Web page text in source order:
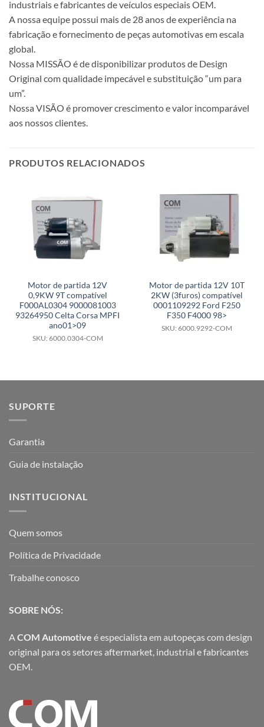
industriais e fabricantes de veículos especiais OEM.
A nossa equipe possui mais de 28 anos de experiência na
fabricação e fornecimento de peças automotivas em escala
global.
Nossa MISSÃO é de disponibilizar produtos de Design
Original com qualidade impecável e substituição “um para
um”.
Nossa VISÃO é promover crescimento e valor incomparável
aos nossos clientes.
PRODUTOS RELACIONADOS
Motor de partida 12V
0,9KW 9T compatível
F000AL0304 9000081003
93264950 Celta Corsa MPFI
ano01>09
SKU: 6000.0304-COM
Motor de partida 12V 10T
2KW (3furos) compatível
0001109292 Ford F250
F350 F4000 98>
SKU: 6000.9292-COM
SUPORTE
Garantia
Guia de instalação
INSTITUCIONAL
Quem somos
Política de Privacidade
Trabalhe conosco
SOBRE NÓS:
A COM Automotive é especialista em autopeças com design
original para os setores aftermarket, industrial e fabricantes
OEM.